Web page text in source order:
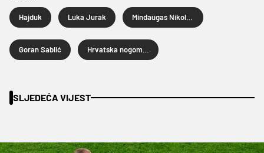
Hajduk Luka Jurak
Goran Sablić
SLJEDEĆA VIJEST